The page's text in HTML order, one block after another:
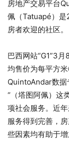
房地产交易平台
佩（Tatuapé）
房者欢迎的社区。
巴西网站“G1”3
均售价为每平方
QuintoAndar数据
“（塔图阿佩）这
项社会服务。近
服务得到完善，
些因素均有助于